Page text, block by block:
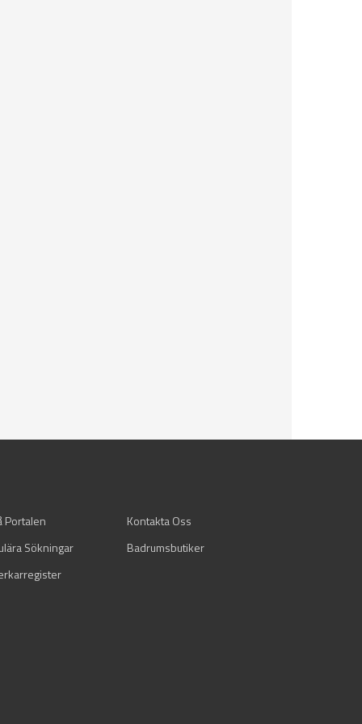
Portalen
Kontakta Oss
Sökningar
Badrumsbutiker